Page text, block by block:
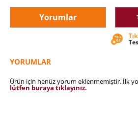
Yorumlar
YORUMLAR
Ürün için henüz yorum eklenmemiştir. İlk
lütfen buraya tıklayınız.